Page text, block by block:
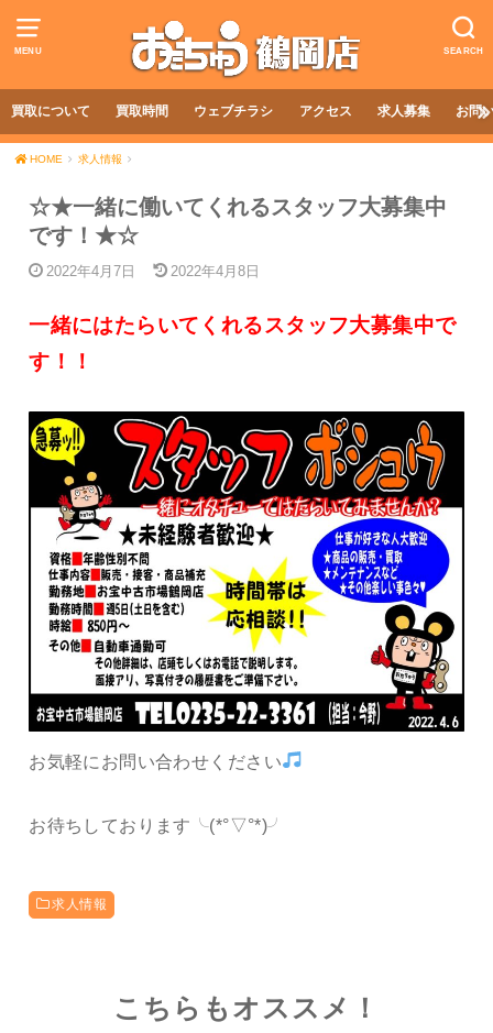
MENU SEARCH
買取について 買取時間 ウェブチラシ アクセス 求人募集 お問
HOME 求人情報
☆★一緒に働いてくれるスタッフ大募集中
です！★☆
2022年4月7日 2022年4月8日
一緒にはたらいてくれるスタッフ大募集中で
す！！
お気軽にお問い合わせください
お待ちしております╰(*°▽°*)╯
求人情報
こちらもオススメ！